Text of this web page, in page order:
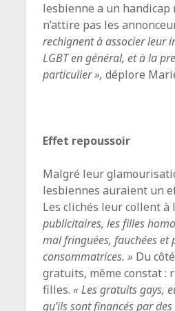
lesbienne a un handicap
n’attire pas les
rechignent à associer leur
LGBT en général, et à la
particulier », déplore
Effet repoussoir
Malgré leur
lesbiennes auraient un
Les clichés leur collent à
publicitaires, les filles
mal fringuées, fauchées et
consommatrices. » Du
gratuits, même constat :
filles.« Les gratuits gays,
qu’ils sont financés par